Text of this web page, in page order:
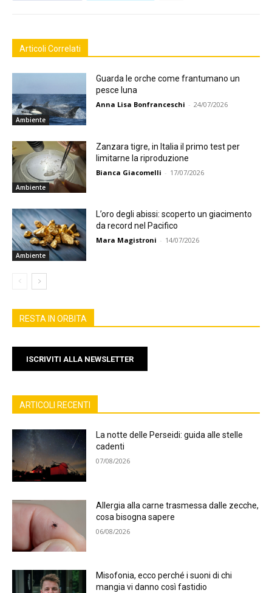
Articoli Correlati
Ambiente
Guarda le orche come frantumano un
pesce luna
Anna Lisa Bonfranceschi - 24/07/2026
Ambiente
Zanzara tigre, in Italia il primo test per
limitarne la riproduzione
Bianca Giacomelli - 17/07/2026
Ambiente
L’oro degli abissi: scoperto un giacimento
da record nel Pacifico
Mara Magistroni - 14/07/2026
RESTA IN ORBITA
ISCRIVITI ALLA NEWSLETTER
ARTICOLI RECENTI
La notte delle Perseidi: guida alle stelle
cadenti
07/08/2026
Allergia alla carne trasmessa dalle zecche,
cosa bisogna sapere
06/08/2026
Misofonia, ecco perché i suoni di chi
mangia vi danno così fastidio